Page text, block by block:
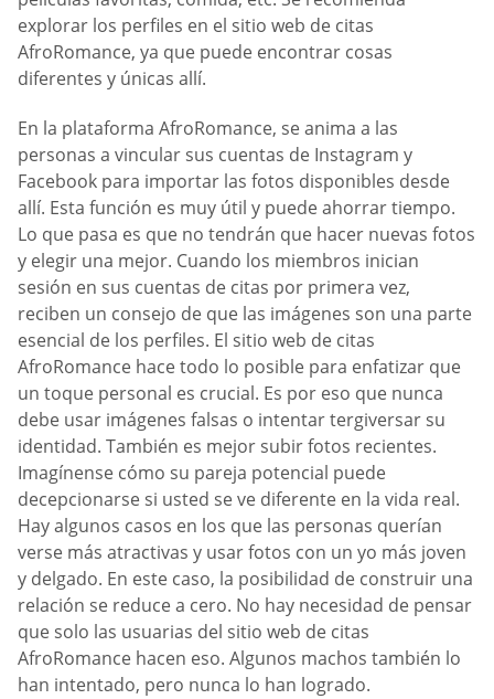
explorar los perfiles en el sitio web de citas
AfroRomance, ya que puede encontrar cosas
diferentes y únicas allí.
En la plataforma AfroRomance, se anima a las
personas a vincular sus cuentas de Instagram y
Facebook para importar las fotos disponibles desde
allí. Esta función es muy útil y puede ahorrar tiempo.
Lo que pasa es que no tendrán que hacer nuevas fotos
y elegir una mejor. Cuando los miembros inician
sesión en sus cuentas de citas por primera vez,
reciben un consejo de que las imágenes son una parte
esencial de los perfiles. El sitio web de citas
AfroRomance hace todo lo posible para enfatizar que
un toque personal es crucial. Es por eso que nunca
debe usar imágenes falsas o intentar tergiversar su
identidad. También es mejor subir fotos recientes.
Imagínense cómo su pareja potencial puede
decepcionarse si usted se ve diferente en la vida real.
Hay algunos casos en los que las personas querían
verse más atractivas y usar fotos con un yo más joven
y delgado. En este caso, la posibilidad de construir una
relación se reduce a cero. No hay necesidad de pensar
que solo las usuarias del sitio web de citas
AfroRomance hacen eso. Algunos machos también lo
han intentado, pero nunca lo han logrado.